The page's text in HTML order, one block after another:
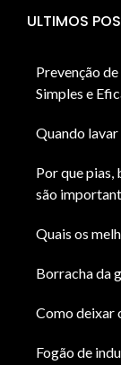
ULTIMOS
Prevenção
Simples e
Quando
Por que pias,
são
Quais os
Borracha da
Como deixar
Fogão de